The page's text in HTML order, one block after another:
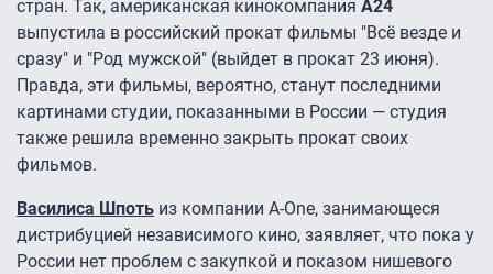
стран. Так, американская кинокомпания A24
выпустила в российский прокат фильмы "Всё везде и
сразу" и "Род мужской" (выйдет в прокат 23 июня).
Правда, эти фильмы, вероятно, станут последними
картинами студии, показанными в России — студия
также решила временно закрыть прокат своих
фильмов.
Василиса Шпоть из компании A-One, занимающеся
дистрибуцией независимого кино, заявляет, что пока у
России нет проблем с закупкой и показом нишевого